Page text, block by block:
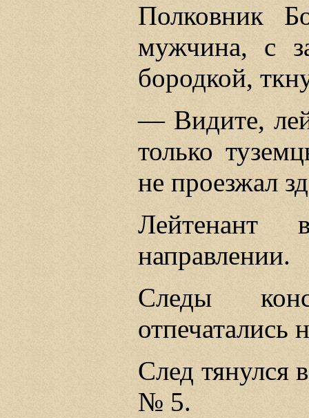
Полковник
мужчина, с
бородкой,
— Видите,
только
не проезжал
Лейтенант
направлении.
Следы
отпечатались
След тянулся
№ 5.